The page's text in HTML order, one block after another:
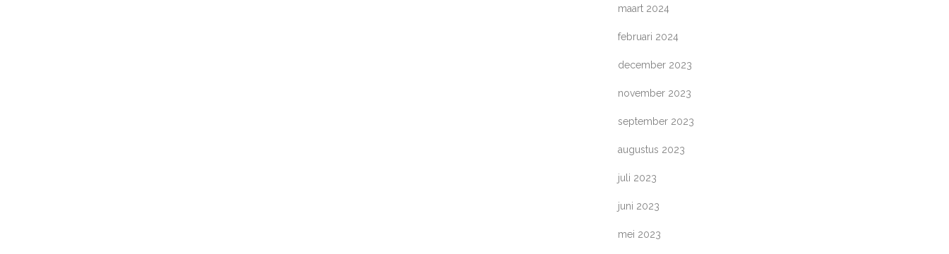
maart 2024
februari 2024
december 2023
november 2023
september 2023
augustus 2023
juli 2023
juni 2023
mei 2023